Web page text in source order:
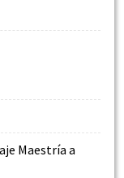
Maestría a